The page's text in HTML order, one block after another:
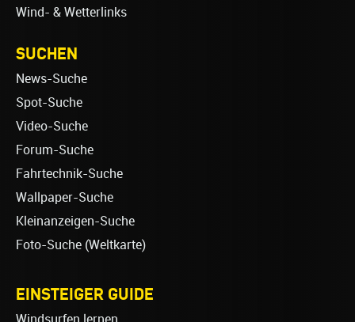
Wind- & Wetterlinks
SUCHEN
News-Suche
Spot-Suche
Video-Suche
Forum-Suche
Fahrtechnik-Suche
Wallpaper-Suche
Kleinanzeigen-Suche
Foto-Suche (Weltkarte)
EINSTEIGER GUIDE